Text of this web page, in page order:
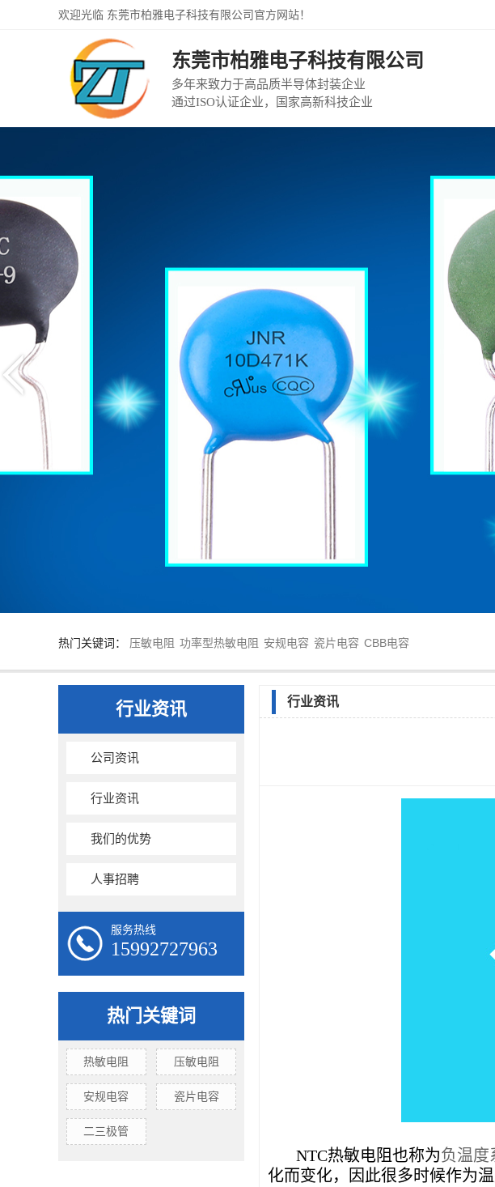
欢迎光临 东莞市柏雅电子科技有限公司官方网站！
东莞市柏雅电子科技有限公司
多年来致力于高品质半导体封装企业
通过ISO认证企业，国家高新科技企业
热门关键词： 压敏电阻 功率型热敏电阻 安规电容 瓷片电容 CBB电容
行业资讯
公司资讯
行业资讯
我们的优势
人事招聘
服务热线
15992727963
热门关键词
热敏电阻 压敏电阻
安规电容 瓷片电容
二三极管
行业资讯
NTC热敏电阻也称为负温度
化而变化，因此很多时候作为